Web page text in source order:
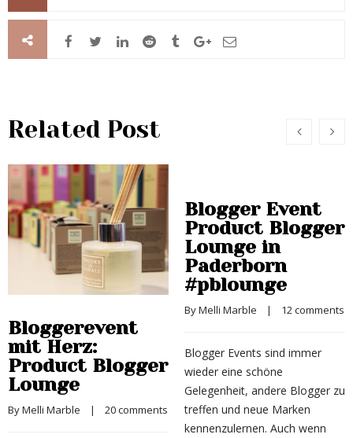
Related Post
Bloggerevent
mit Herz:
Product Blogger
Lounge
By Melli Marble
    |
20 comments
Blogger Event
Product Blogger
Lounge in
Paderborn
#pblounge
By Melli Marble
    |
12 comments
Blogger Events sind immer
wieder eine schöne
Gelegenheit, andere Blogger zu
treffen und neue Marken
kennenzulernen. Auch wenn